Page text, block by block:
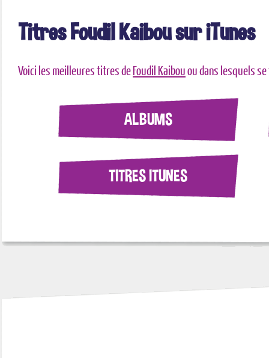
Titres Foudil Kaibou sur iTunes
Voici les meilleures titres de Foudil Kaibou ou dans lesquels
ALBUMS
TITRES ITUNES